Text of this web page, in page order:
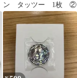
ン タッツー 1枚 ②